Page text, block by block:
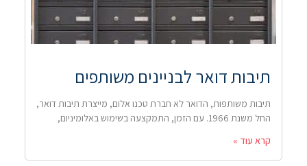
תיבות דואר לבניינים משותפים
תיבות משותפות, הדואר לא חברת טכנו אלום, מייצרת תיבות דואר,
החל משנת 1966. עם הזמן, התמקצעה בשימוש באלומיניום,
קרא עוד »